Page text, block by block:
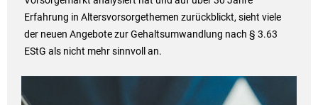
Erfahrung in Altersvorsorgethemen zurückblickt, sieht viele
der neuen Angebote zur Gehaltsumwandlung nach § 3.63
EStG als nicht mehr sinnvoll an.